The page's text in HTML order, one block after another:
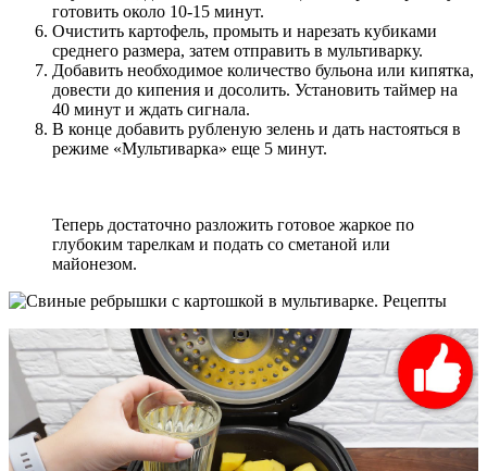
готовить около 10-15 минут.
Очистить картофель, промыть и нарезать кубиками
среднего размера, затем отправить в мультиварку.
Добавить необходимое количество бульона или кипятка,
довести до кипения и досолить. Установить таймер на
40 минут и ждать сигнала.
В конце добавить рубленую зелень и дать настояться в
режиме «Мультиварка» еще 5 минут.
Теперь достаточно разложить готовое жаркое по
глубоким тарелкам и подать со сметаной или
майонезом.